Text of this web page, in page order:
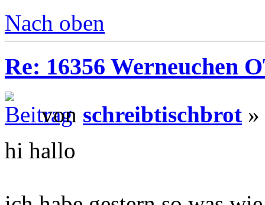
Nach oben
Re: 16356 Werneuchen
von schreibtischbrot
hi hallo